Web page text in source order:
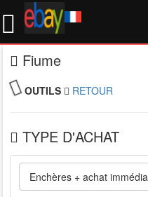
Fiume
OUTILS RETOUR
TYPE D'ACHAT